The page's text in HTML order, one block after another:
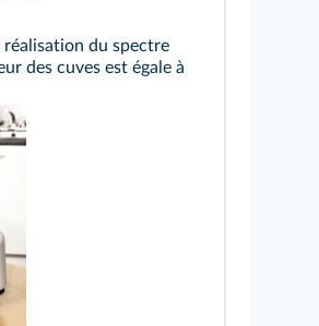
du spectre
des cuves est égale à